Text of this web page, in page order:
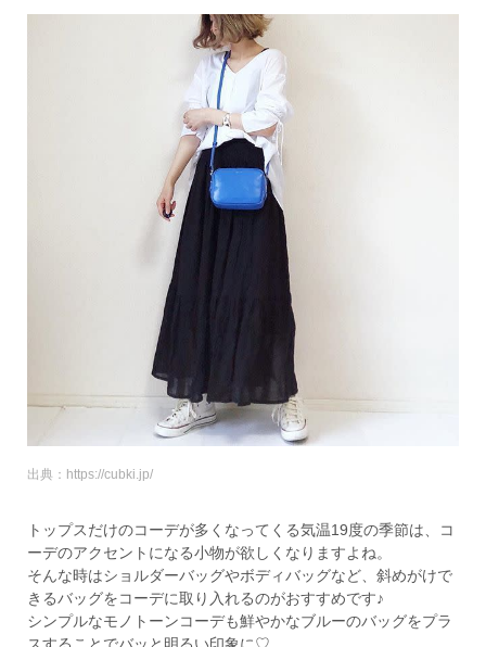
出典：https://cubki.jp/
トップスだけのコーデが多くなってくる気温19度の季節は、コ
ーデのアクセントになる小物が欲しくなりますよね。
そんな時はショルダーバッグやボディバッグなど、斜めがけで
きるバッグをコーデに取り入れるのがおすすめです♪
シンプルなモノトーンコーデも鮮やかなブルーのバッグをプラ
スすることでバッと明るい印象に♡